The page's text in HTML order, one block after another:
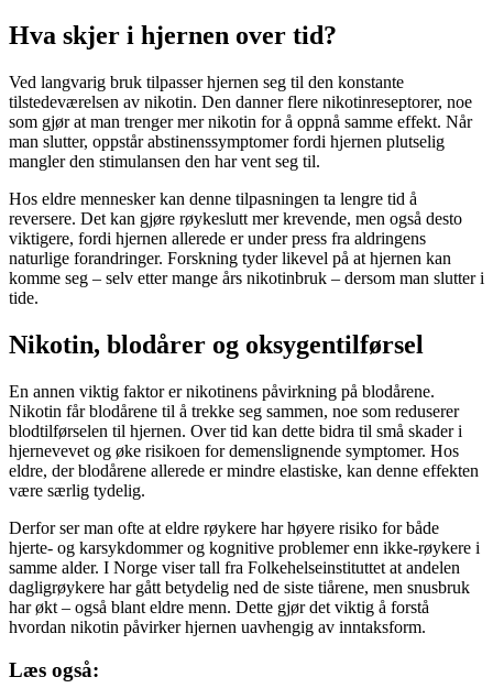
Hva skjer i hjernen over tid?
Ved langvarig bruk tilpasser hjernen seg til den konstante
tilstedeværelsen av nikotin. Den danner flere nikotinreseptorer, noe
som gjør at man trenger mer nikotin for å oppnå samme effekt. Når
man slutter, oppstår abstinenssymptomer fordi hjernen plutselig
mangler den stimulansen den har vent seg til.
Hos eldre mennesker kan denne tilpasningen ta lengre tid å
reversere. Det kan gjøre røykeslutt mer krevende, men også desto
viktigere, fordi hjernen allerede er under press fra aldringens
naturlige forandringer. Forskning tyder likevel på at hjernen kan
komme seg – selv etter mange års nikotinbruk – dersom man slutter i
tide.
Nikotin, blodårer og oksygentilførsel
En annen viktig faktor er nikotinens påvirkning på blodårene.
Nikotin får blodårene til å trekke seg sammen, noe som reduserer
blodtilførselen til hjernen. Over tid kan dette bidra til små skader i
hjernevevet og øke risikoen for demenslignende symptomer. Hos
eldre, der blodårene allerede er mindre elastiske, kan denne effekten
være særlig tydelig.
Derfor ser man ofte at eldre røykere har høyere risiko for både
hjerte- og karsykdommer og kognitive problemer enn ikke-røykere i
samme alder. I Norge viser tall fra Folkehelseinstituttet at andelen
dagligrøykere har gått betydelig ned de siste tiårene, men snusbruk
har økt – også blant eldre menn. Dette gjør det viktig å forstå
hvordan nikotin påvirker hjernen uavhengig av inntaksform.
Læs også: